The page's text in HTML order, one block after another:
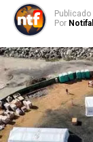
Publicado
Por